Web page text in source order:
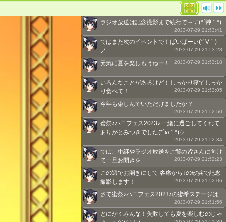
ラジオ放送は記念撮影まで続行で～す(*´艸｀*)
2023-07-29 21:53:41
ではまた次のイベントで！ばいばーい(*´∀｀)
ノ
2023-07-29 21:53:28
元気に夏を楽しもうねー！ 2023-07-29 21:53:18
いろんなことがあるけど！しっかり寝てしっか
り食べて！
2023-07-29 21:53:05
今年も楽しんでいただけましたか？
2023-07-29 21:52:50
蜜祭♪ハニフェス2023♪ 一緒に過ごしてくれて
ありがとみつきでした(*´ω｀*)♡
2023-07-29 21:52:34
では、中継やラジオ放送をご覧の皆さんに向け
て一旦お開きを
2023-07-29 21:52:23
この辺でお開きにして 客席から↓の砂浜で記念
撮影します！
2023-07-29 21:52:06
さて蜜祭♪ハニフェス2023♪の蜜希ステージは
2023-07-29 21:51:56
とにかくみんな！失敗しても夏を楽しむのじゃ